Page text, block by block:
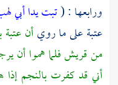
ورابعها : (تبت يدا أبي
عتبةعلى ما رويأن
منقريشفلما هموا أن
أني قد كفرت بالنجم